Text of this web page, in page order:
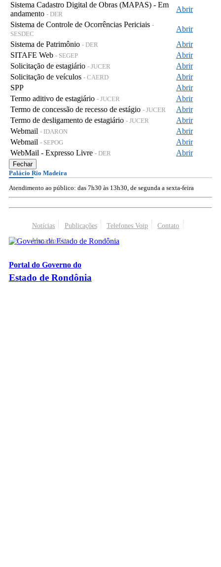
Sistema Cadastro Digital de Obras (MAPAS) - Em
andamento - DER
Abrir
Sistema de Controle de Ocorrências Periciais -
SESDEC
Abrir
Sistema de Patrimônio - DER
Abrir
SITAFE Web - SEGEP
Abrir
Solicitação de estagiário - JUCER
Abrir
Solicitação de veículos - CAERD
Abrir
SPP
Abrir
Termo aditivo de estagiário - JUCER
Abrir
Termo de concessão de recesso de estágio - JUCER
Abrir
Termo de desligamento de estagiário - JUCER
Abrir
Webmail - IDARON
Abrir
Webmail - SEPOG
Abrir
WebMail - Expresso Livre - DER Abrir
Fechar
Palácio Rio Madeira
Atendimento ao público: das 7h30 às 13h30, de segunda a sexta-feira
Notícias Publicações Telefones Voip
Contato
Mapa do Site
Portal do Governo do
Estado de Rondônia